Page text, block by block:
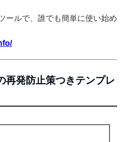
ールで、誰でも簡単に使い始め
再発防止策つきテンプレ